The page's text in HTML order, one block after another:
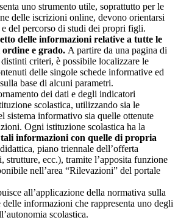
uno strumento utile, soprattutto per le
delle iscrizioni online, devono orientarsi
del percorso di studi dei propri figli.
delle informazioni relative a tutte le
ordine e grado. A partire da una pagina di
criteri, è possibile localizzare le
delle singole schede informative ed
base di alcuni parametri.
dei dati e degli indicatori
scolastica, utilizzando sia le
sistema informativo sia quelle ottenute
Ogni istituzione scolastica ha la
informazioni con quelle di propria
piano triennale dell’offerta
ecc.), tramite l’apposita funzione
nell’area “Rilevazioni” del portale
all’applicazione della normativa sulla
delle informazioni che rappresenta uno degli
scolastica.